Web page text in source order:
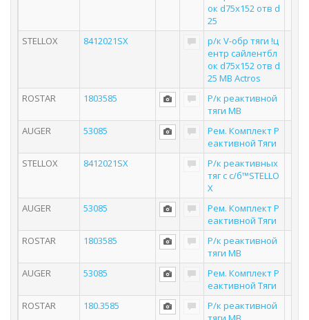
ок d75x152 отв d
25
STELLOX
8412021SX
р/к V-обр тяги !ц
ентр сайлентбл
ок d75x152 отв d
25 MB Actros
ROSTAR
1803585
Р/к реактивной
тяги MB
AUGER
53085
Рем. Комплект Р
еактивной Тяги
STELLOX
8412021SX
Р/к реактивных
тяг с с/б™STELLO
X
AUGER
53085
Рем. Комплект Р
еактивной Тяги
ROSTAR
1803585
Р/к реактивной
тяги MB
AUGER
53085
Рем. Комплект Р
еактивной Тяги
ROSTAR
180.3585
Р/к реактивной